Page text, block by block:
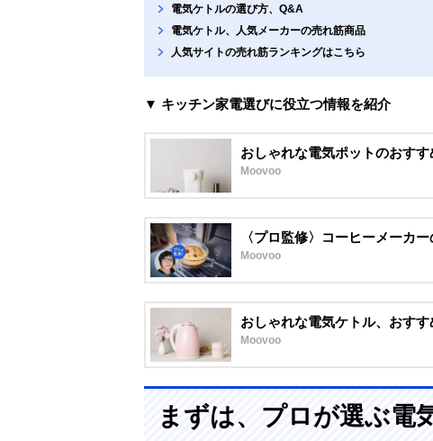
電気ケトルの選び方、Q&A
電気ケトル、人気メーカーの売れ筋商品
人気サイトの売れ筋ランキングはこちら
▼ キッチン家電選びに役立つ情報を紹介
おしゃれな電気ポットのおす
Moovoo
〈プロ監修〉コーヒーメーカ
Moovoo
おしゃれな電気ケトル、おす
Moovoo
まずは、プロが選ぶ電